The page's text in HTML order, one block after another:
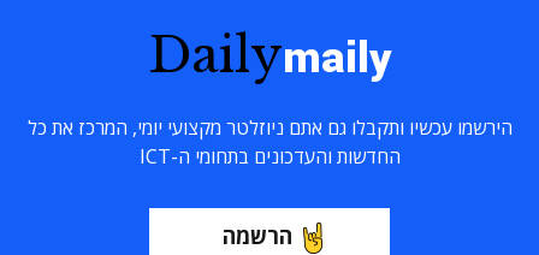
Dailymaily
הירשמו עכשיו ותקבלו גם אתם ניוזלטר מקצועי יומי, המרכז את כל
החדשות והעדכונים בתחומי ה-ICT
הרשמה